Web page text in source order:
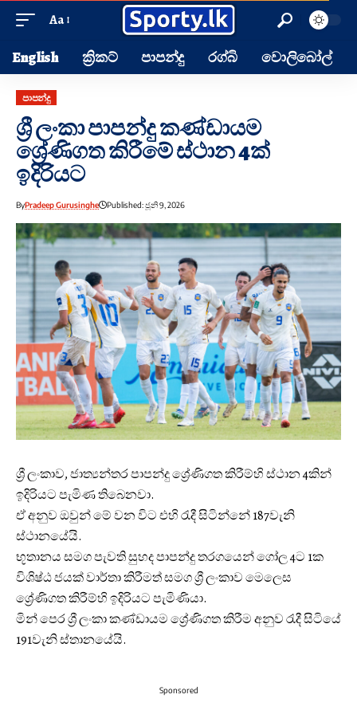
Aa
English ක්‍රිකට් පාපන්දු රග්බි වොලිබෝල්
පාපන්දු
ශ්‍රී ලංකා පාපන්දු කණ්ඩායම
ශ්‍රේණිගත කිරීමේ ස්ථාන 4ක්
ඉදිරියට
ByPradeep Gurusinghe Published: ජූනි 9, 2026
ශ්‍රී ලංකාව, ජාත්‍යන්තර පාපන්දු ශ්‍රේණිගත කිරීම්හි ස්ථාන 4කින්
ඉදිරියට පැමිණ තිබෙනවා.
ඒ අනුව ඔවුන් මේ වන විට එහි රැදී සිටින්නේ 187වැනි
ස්ථානයේයි.
භූතානය සමග පැවති සුහද පාපන්දු තරගයෙන් ගෝල 4ට 1ක
විශිෂ්ඨ ජයක් වාර්තා කිරීමත් සමග ශ්‍රී ලංකාව මෙලෙස
ශ්‍රේණිගත කිරීම්හි ඉදිරියට පැමිණියා.
මින් පෙර ශ්‍රී ලංකා කණ්ඩායම ශ්‍රේණිගත කිරීම අනුව රැදී සිටියේ
191වැනි ස්තානයේයි.
Sponsored